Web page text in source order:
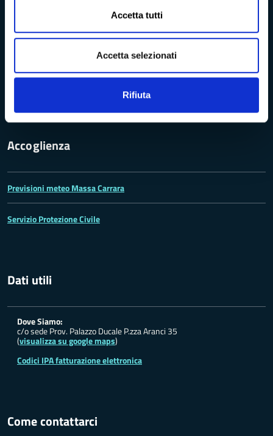
Accetta tutti
Accetta selezionati
Rifiuta
Codici IPA - Fatturazione elettronica
Accoglienza
Previsioni meteo Massa Carrara
Servizio Protezione Civile
Dati utili
Dove Siamo:
c/o sede Prov. Palazzo Ducale P.zza Aranci 35
(visualizza su google maps)
Codici IPA fatturazione elettronica
Come contattarci